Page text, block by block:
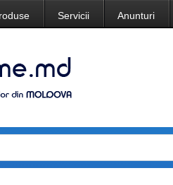
Servicii Anunturi